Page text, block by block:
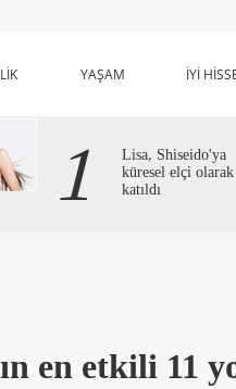
YAŞAM İYİ
1
Lisa, Shiseido'ya
küresel elçi olarak
katıldı
en etkili 11